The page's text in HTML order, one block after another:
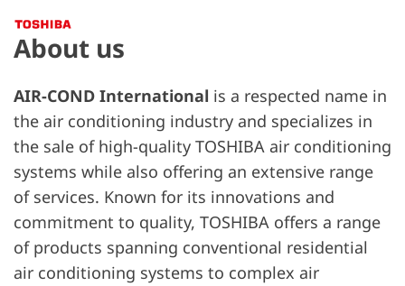
About us
AIR-COND International is a respected name in
the air conditioning industry and specializes in
the sale of high-quality TOSHIBA air conditioning
systems while also offering an extensive range
of services. Known for its innovations and
commitment to quality, TOSHIBA offers a range
of products spanning conventional residential
air conditioning systems to complex air